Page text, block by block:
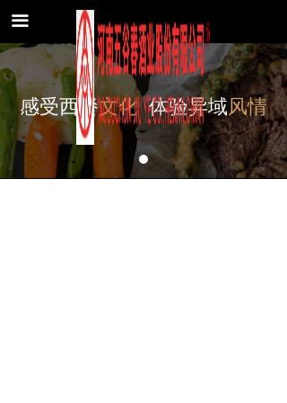
끀
首页
关于我们
热门菜品
新闻中心
联系我们
感受西餐文化体验异域风情